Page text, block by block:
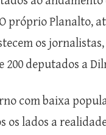
próprio Planalto,
os
200 deputados a
com baixa
os lados a